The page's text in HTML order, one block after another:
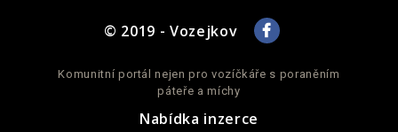
© 2019 - Vozejkov
Komunitní portál nejen pro vozíčkáře s poraněním
páteře a míchy
Nabídka inzerce